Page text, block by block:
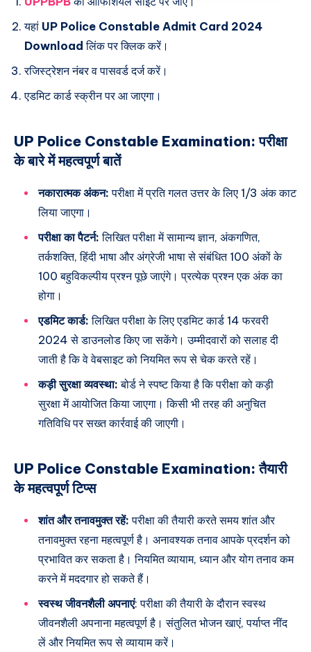
यहां UP Police Constable Admit Card 2024
Download लिंक पर क्लिक करें।
रजिस्ट्रेशन नंबर व पासवर्ड दर्ज करें।
एडमिट कार्ड स्क्रीन पर आ जाएगा।
UP Police Constable Examination: परीक्षा
के बारे में महत्वपूर्ण बातें
नकारात्मक अंकन: परीक्षा में प्रति गलत उत्तर के लिए 1/3 अंक काट
लिया जाएगा।
परीक्षा का पैटर्न: लिखित परीक्षा में सामान्य ज्ञान, अंकगणित,
तर्कशक्ति, हिंदी भाषा और अंग्रेजी भाषा से संबंधित 100 अंकों के
100 बहुविकल्पीय प्रश्न पूछे जाएंगे। प्रत्येक प्रश्न एक अंक का
होगा।
एडमिट कार्ड: लिखित परीक्षा के लिए एडमिट कार्ड 14 फरवरी
2024 से डाउनलोड किए जा सकेंगे। उम्मीदवारों को सलाह दी
जाती है कि वे वेबसाइट को नियमित रूप से चेक करते रहें।
कड़ी सुरक्षा व्यवस्था: बोर्ड ने स्पष्ट किया है कि परीक्षा को कड़ी
सुरक्षा में आयोजित किया जाएगा। किसी भी तरह की अनुचित
गतिविधि पर सख्त कार्रवाई की जाएगी।
UP Police Constable Examination: तैयारी
के महत्वपूर्ण टिप्स
शांत और तनावमुक्त रहें:परीक्षा की तैयारी करते समय शांत और
तनावमुक्त रहना महत्वपूर्ण है। अनावश्यक तनाव आपके प्रदर्शन को
प्रभावित कर सकता है। नियमित व्यायाम, ध्यान और योग तनाव कम
करने में मददगार हो सकते हैं।
स्वस्थ जीवनशैली अपनाएं: परीक्षा की तैयारी के दौरान स्वस्थ
जीवनशैली अपनाना महत्वपूर्ण है। संतुलित भोजन खाएं, पर्याप्त नींद
लें और नियमित रूप से व्यायाम करें।